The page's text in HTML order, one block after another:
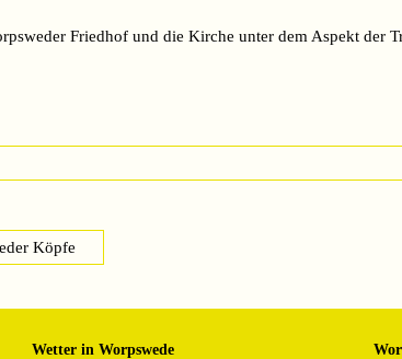
Friedhof und die Kirche unter dem Aspekt der
Köpfe
Wetter in Worpswede